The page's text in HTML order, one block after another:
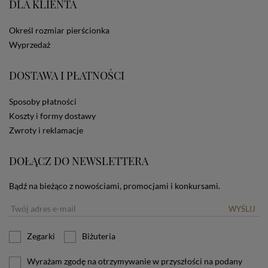
ze Sklepu bez zmiany ustawień w przeglądarce
zamieszczane w urządzeniu końcowym każdego
użytkownika. Jeżeli użytkownik nie wyraża zgody na
informacji o plikach cookies.
DLA KLIENTA
Określ rozmiar pierścionka
Wyprzedaż
DOSTAWA I PŁATNOŚCI
Sposoby płatności
Koszty i formy dostawy
Zwroty i reklamacje
DOŁĄCZ DO NEWSLETTERA
Bądź na bieżąco z nowościami, promocjami i konkursami.
WYŚLIJ
Zegarki Biżuteria
Wyrażam zgodę na otrzymywanie w przyszłości na podany